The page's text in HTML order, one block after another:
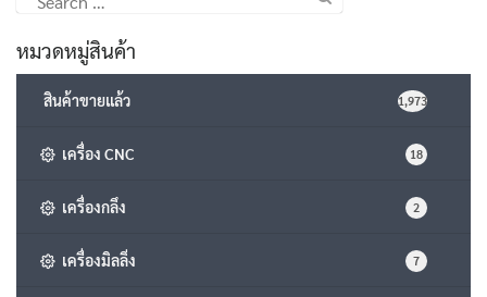
for:
หมวดหมู่สินค้า
สินค้าขายแล้ว 1,973
เครื่อง CNC 18
เครื่องกลึง 2
เครื่องมิลลิ่ง 7